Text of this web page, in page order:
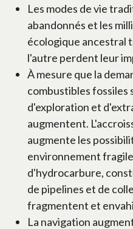
Les modes de vie
abandonnés et les
écologique ancestral
l'autre perdent leur
À mesure que la
combustibles fossiles
d'exploration et
augmentent.
augmente les
environnement
d'hydrocarbure,
de pipelines et de
fragmentent et
La navigation